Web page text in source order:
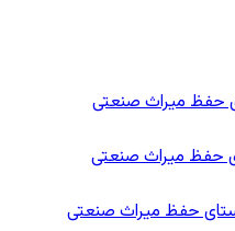
حفظ میراث صنعتی
حفظ میراث صنعتی
حفظ میراث صنعتی